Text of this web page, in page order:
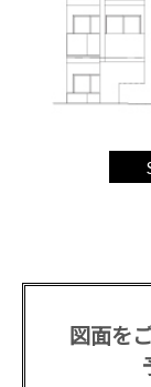
図面を